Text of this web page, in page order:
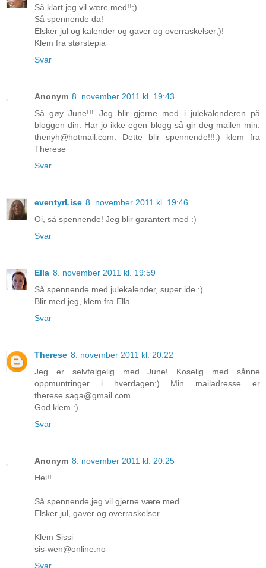
Så klart jeg vil være med!!;)
Så spennende da!
Elsker jul og kalender og gaver og overraskelser;)!
Klem fra størstepia
Svar
Anonym 8. november 2011 kl. 19:43
Så gøy June!!! Jeg blir gjerne med i julekalenderen på
bloggen din. Har jo ikke egen blogg så gir deg mailen min:
thenyh@hotmail.com. Dette blir spennende!!!:) klem fra
Therese
Svar
eventyrLise 8. november 2011 kl. 19:46
Oi, så spennende! Jeg blir garantert med :)
Svar
Ella 8. november 2011 kl. 19:59
Så spennende med julekalender, super ide :)
Blir med jeg, klem fra Ella
Svar
Therese 8. november 2011 kl. 20:22
Jeg er selvfølgelig med June! Koselig med sånne
oppmuntringer i hverdagen:) Min mailadresse er
therese.saga@gmail.com
God klem :)
Svar
Anonym 8. november 2011 kl. 20:25
Hei!!
Så spennende,jeg vil gjerne være med.
Elsker jul, gaver og overraskelser.
Klem Sissi
sis-wen@online.no
Svar